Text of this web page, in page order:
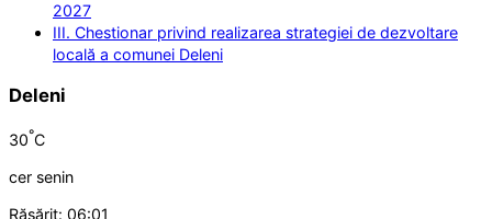
2027
III. Chestionar privind realizarea strategiei de dezvoltare
locală a comunei Deleni
Deleni
30°C
cer senin
Răsărit: 06:01